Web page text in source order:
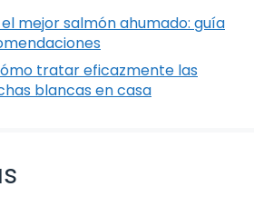
mejor salmón ahumado: guía
tratar eficazmente las
blancas en casa